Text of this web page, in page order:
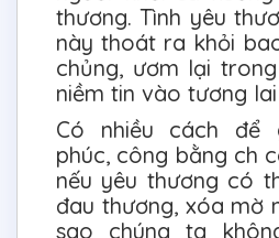
thương. Tình yêu
này thoát ra khỏi
chủng, ươm lại
niềm tin vào tương lai
Có nhiều cách để
phúc, công bằng ch
nếu yêu thương có
đau thương, xóa mờ
sao chúng ta